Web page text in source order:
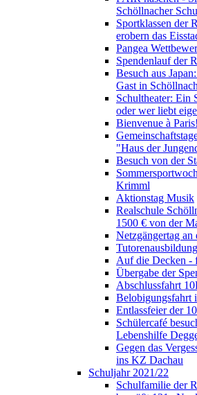
Schöllnacher
Sportklassen der
erobern das
Pangea
Spendenlauf der
Besuch aus
Gast in Schöllnach
Schultheater: Ein
oder wer liebt
Bienvenue à Paris!
"Haus der
Besuch von der
Krimml
Aktionstag Musik
Realschule
1500 € von der
Netzgängertag an
Auf die Decken -
Übergabe der
Abschlussfahrt
Belobigungsfahrt
Entlassfeier der
Schülercafé
Lebenshilfe
Gegen das
ins KZ Dachau
Schuljahr 2021/22
Schulfamilie der